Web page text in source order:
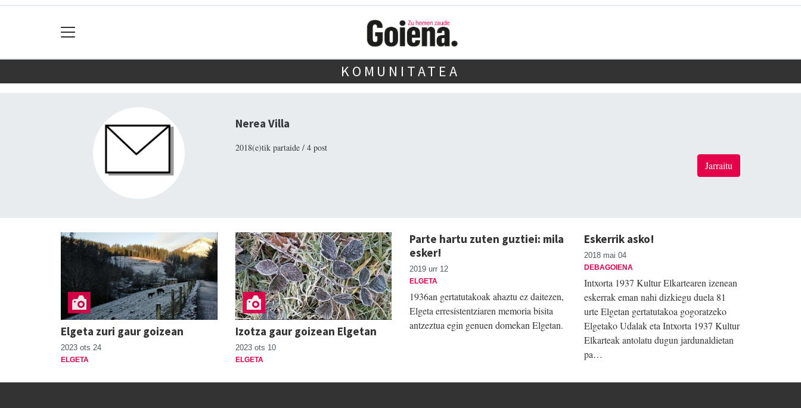
KOMUNITATEA
Nerea Villa
2018(e)tik partaide / 4 post
Jarraitu
Elgeta zuri gaur goizean
2023 ots 24
ELGETA
Izotza gaur goizean Elgetan
2023 ots 10
ELGETA
Parte hartu zuten guztiei: mila
esker!
2019 urr 12
ELGETA
1936an gertatutakoak ahaztu ez daitezen,
Elgeta erresistentziaren memoria bisita
antzeztua egin genuen domekan Elgetan.
Eskerrik asko!
2018 mai 04
DEBAGOIENA
Intxorta 1937 Kultur Elkartearen izenean
eskerrak eman nahi dizkiegu duela 81
urte Elgetan gertatutakoa gogoratzeko
Elgetako Udalak eta Intxorta 1937 Kultur
Elkarteak antolatu dugun jardunaldietan
pa…